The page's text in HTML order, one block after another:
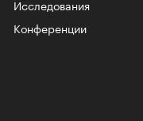
Исследования
Конференции